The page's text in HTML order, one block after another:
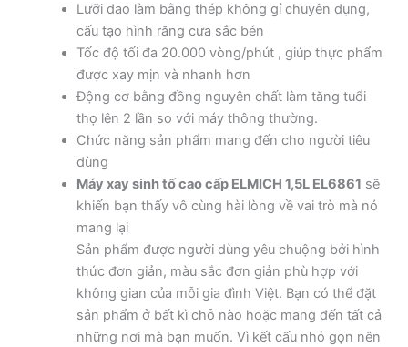
Lưỡi dao làm bằng thép không gỉ chuyên dụng,
cấu tạo hình răng cưa sắc bén
Tốc độ tối đa 20.000 vòng/phút , giúp thực phẩm
được xay mịn và nhanh hơn
Động cơ bằng đồng nguyên chất làm tăng tuổi
thọ lên 2 lần so với máy thông thường.
Chức năng sản phẩm mang đến cho người tiêu
dùng
Máy xay sinh tố cao cấp ELMICH 1,5L EL6861 sẽ
khiến bạn thấy vô cùng hài lòng về vai trò mà nó
mang lại
Sản phẩm được người dùng yêu chuộng bởi hình
thức đơn giản, màu sắc đơn giản phù hợp với
không gian của mỗi gia đình Việt. Bạn có thể đặt
sản phẩm ở bất kì chỗ nào hoặc mang đến tất cả
những nơi mà bạn muốn. Vì kết cấu nhỏ gọn nên